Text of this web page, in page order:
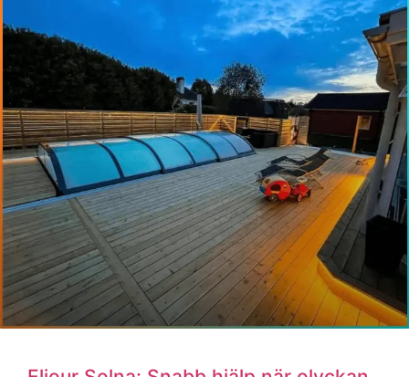
Planerar du renovering? Så
säkerställer du elen med en elektriker i
Solna
Att renovera en bostad är en spännande resa, oavsett om
det handlar om ett nytt kök i Gamla Hagalund eller
LÄS MER